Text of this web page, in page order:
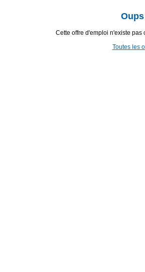
Cette offre d'emploi n'existe
Toutes les